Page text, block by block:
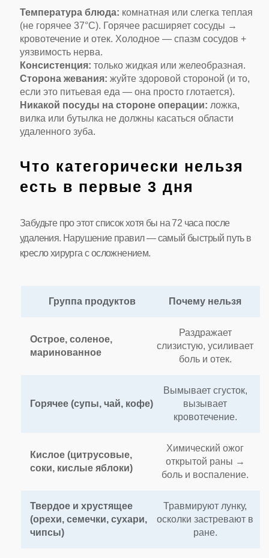
Температура блюда: комнатная или слегка теплая
(не горячее 37°C). Горячее расширяет сосуды →
кровотечение и отек. Холодное — спазм сосудов +
уязвимость нерва.
Консистенция: только жидкая или желеобразная.
Сторона жевания: жуйте здоровой стороной (и то,
если это питьевая еда — она просто глотается).
Никакой посуды на стороне операции: ложка,
вилка или бутылка не должны касаться области
удаленного зуба.
Что категорически нельзя
есть в первые 3 дня
Забудьте про этот список хотя бы на 72 часа после
удаления. Нарушение правил — самый быстрый путь в
кресло хирурга с осложнением.
Группа продуктов Почему нельзя
Острое, соленое,
маринованное
Раздражает
слизистую, усиливает
боль и отек.
Горячее (супы, чай, кофе)
Вымывает сгусток,
вызывает
кровотечение.
Кислое (цитрусовые,
соки, кислые яблоки)
Химический ожог
открытой раны →
боль и воспаление.
Твердое и хрустящее
(орехи, семечки, сухари,
чипсы)
Травмируют лунку,
осколки застревают в
ране.